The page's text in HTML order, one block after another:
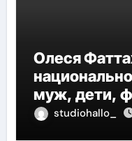
Олеся
муж, дети,
studiohallo_